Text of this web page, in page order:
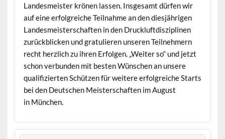
Landesmeister krönen lassen. Insgesamt dürfen wir
auf eine erfolgreiche Teilnahme an den diesjährigen
Landesmeisterschaften in den Druckluftdisziplinen
zurückblicken und gratulieren unseren Teilnehmern
recht herzlich zu ihren Erfolgen. „Weiter so“ und jetzt
schon verbunden mit besten Wünschen an unsere
qualifizierten Schützen für weitere erfolgreiche Starts
bei den Deutschen Meisterschaften im August
in München.